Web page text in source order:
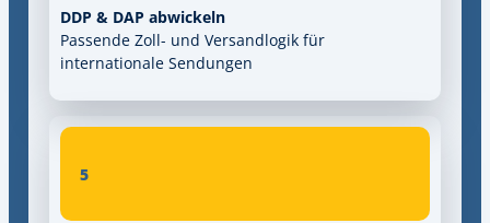
DDP & DAP abwickeln
Passende Zoll- und Versandlogik für
internationale Sendungen
5